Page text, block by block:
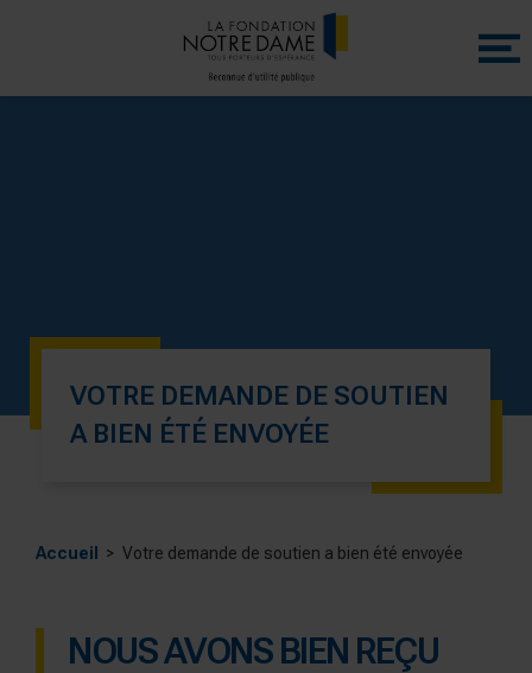
Menu
VOTRE DEMANDE DE SOUTIEN
A BIEN ÉTÉ ENVOYÉE
Accueil Votre demande de soutien a bien été envoyée
NOUS AVONS BIEN REÇU